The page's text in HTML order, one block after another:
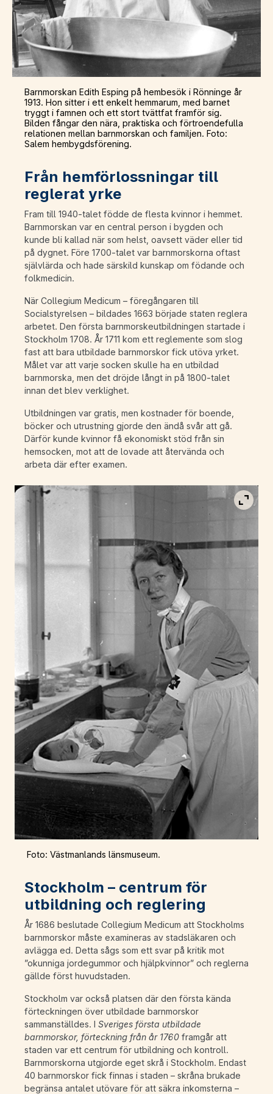
Barnmorskan Edith Esping på hembesök i Rönninge år
1913. Hon sitter i ett enkelt hemmarum, med barnet
tryggt i famnen och ett stort tvättfat framför sig.
Bilden fångar den nära, praktiska och förtroendefulla
relationen mellan barnmorskan och familjen. Foto:
Salem hembygdsförening.
Från hemförlossningar till
reglerat yrke
Fram till 1940-talet födde de flesta kvinnor i hemmet.
Barnmorskan var en central person i bygden och
kunde bli kallad när som helst, oavsett väder eller tid
på dygnet. Före 1700-talet var barnmorskorna oftast
självlärda och hade särskild kunskap om födande och
folkmedicin.
När Collegium Medicum – föregångaren till
Socialstyrelsen – bildades 1663 började staten reglera
arbetet. Den första barnmorskeutbildningen startade i
Stockholm 1708. År 1711 kom ett reglemente som slog
fast att bara utbildade barnmorskor fick utöva yrket.
Målet var att varje socken skulle ha en utbildad
barnmorska, men det dröjde långt in på 1800-talet
innan det blev verklighet.
Utbildningen var gratis, men kostnader för boende,
böcker och utrustning gjorde den ändå svår att gå.
Därför kunde kvinnor få ekonomiskt stöd från sin
hemsocken, mot att de lovade att återvända och
arbeta där efter examen.
Visa
Foto: Västmanlands länsmuseum.
Stockholm – centrum för
utbildning och reglering
År 1686 beslutade Collegium Medicum att Stockholms
barnmorskor måste examineras av stadsläkaren och
avlägga ed. Detta sågs som ett svar på kritik mot
”okunniga jordegummor och hjälpkvinnor” och reglerna
gällde först huvudstaden.
Stockholm var också platsen där den första kända
förteckningen över utbildade barnmorskor
sammanställdes. I Sveriges första utbildade
barnmorskor, förteckning från år 1760 framgår att
staden var ett centrum för utbildning och kontroll.
Barnmorskorna utgjorde eget skrå i Stockholm. Endast
40 barnmorskor fick finnas i staden – skråna brukade
begränsa antalet utövare för att säkra inkomsterna –